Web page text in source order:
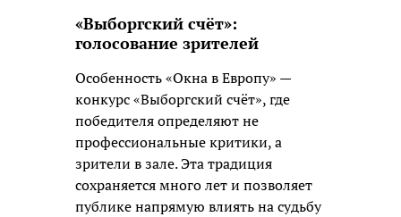
«Выборгский счёт»:
голосование зрителей
Особенность «Окна в Европу» —
конкурс «Выборгский счёт», где
победителя определяют не
профессиональные критики, а
зрители в зале. Эта традиция
сохраняется много лет и позволяет
публике напрямую влиять на судьбу